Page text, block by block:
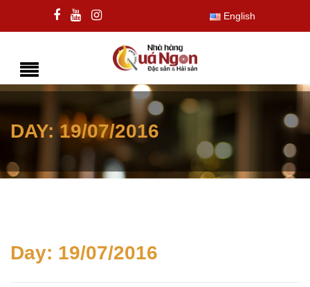
English
DAY:19/07/2016
Day: 19/07/2016